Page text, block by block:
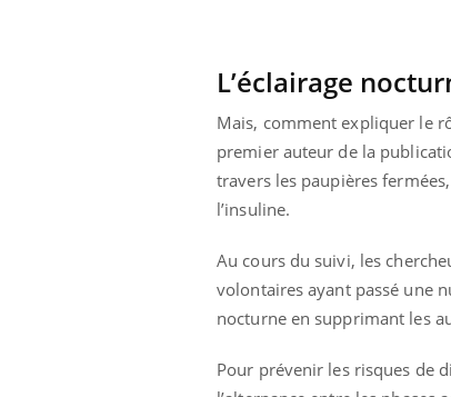
L’éclairage
Mais, comment expliquer le
premier auteur de la
travers les paupières
l’insuline.
Au cours du suivi, les
volontaires ayant passé une
nocturne en supprimant les
Pour prévenir les risques de
Carence en fer : comprendre pour
Youtube